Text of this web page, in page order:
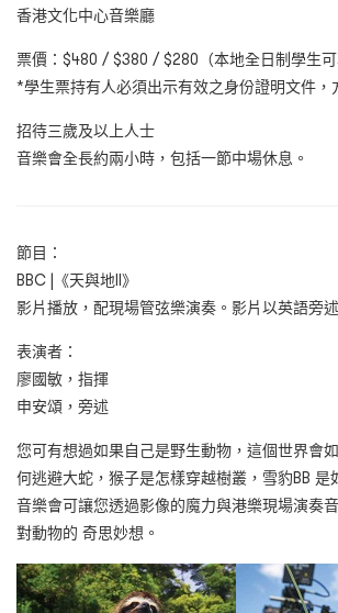
香港文化中心音樂廳
票價：$480 / $380 / $280（本地全日制學生可
*學生票持有人必須出示有效之身份證明文件，
招待三歲及以上人士
音樂會全長約兩小時，包括一節中場休息。
節目：
BBC |《天與地II》
影片播放，配現場管弦樂演奏。影片以英語旁述
表演者：
廖國敏，指揮
申安頌，旁述
您可有想過如果自己是野生動物，這個世界會
何逃避大蛇，猴子是怎樣穿越樹叢，雪豹BB 是
音樂會可讓您透過影像的魔力與港樂現場演奏
對動物的 奇思妙想。